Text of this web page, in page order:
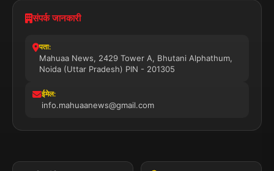
संपर्क जानकारी
पता:
Mahuaa News, 2429 Tower A, Bhutani Alphathum,
Noida (Uttar Pradesh) PIN - 201305
ईमेल:
info.mahuaanews@gmail.com